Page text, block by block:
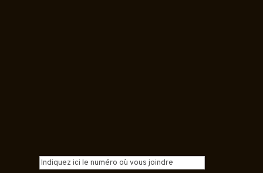
Telefonnummer(erforderlich)